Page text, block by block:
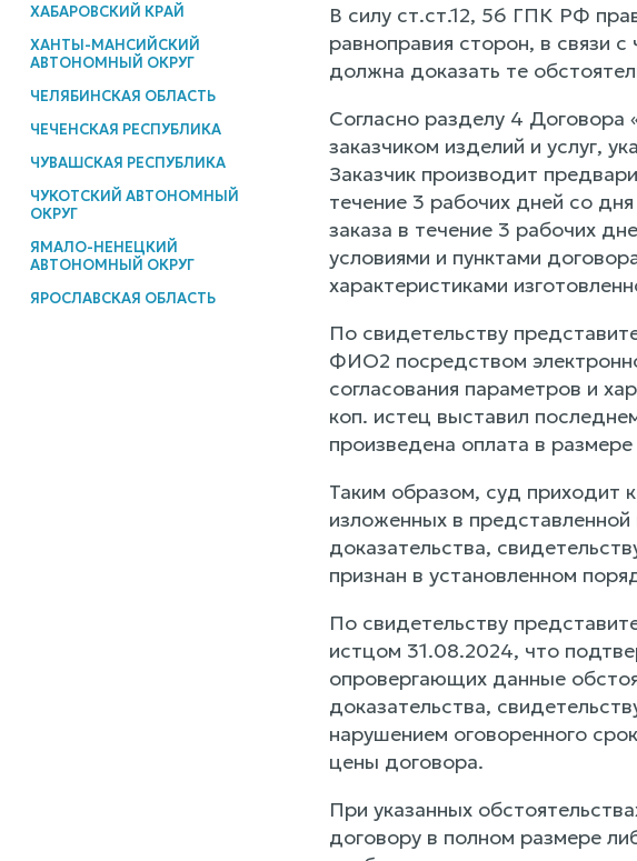
ХАБАРОВСКИЙ КРАЙ
ХАНТЫ-МАНСИЙСКИЙ
АВТОНОМНЫЙ ОКРУГ
ЧЕЛЯБИНСКАЯ ОБЛАСТЬ
ЧЕЧЕНСКАЯ РЕСПУБЛИКА
ЧУВАШСКАЯ РЕСПУБЛИКА
ЧУКОТСКИЙ АВТОНОМНЫЙ
ОКРУГ
ЯМАЛО-НЕНЕЦКИЙ
АВТОНОМНЫЙ ОКРУГ
ЯРОСЛАВСКАЯ ОБЛАСТЬ
В силу ст.ст.12, 56 ГПК РФ
равноправия сторон, в связи
должна доказать те
Согласно разделу 4 Договора
заказчиком изделий и услуг,
Заказчик производит
течение 3 рабочих дней со
заказа в течение 3 рабочих
условиями и пунктами
характеристиками
По свидетельству
ФИО2 посредством
согласования параметров и
коп. истец выставил
произведена оплата в
Таким образом, суд приходит
изложенных в
доказательства,
признан в установленном
По свидетельству
истцом 31.08.2024, что
опровергающих данные
доказательства,
нарушением оговоренного
цены договора.
При указанных
договору в полном размере